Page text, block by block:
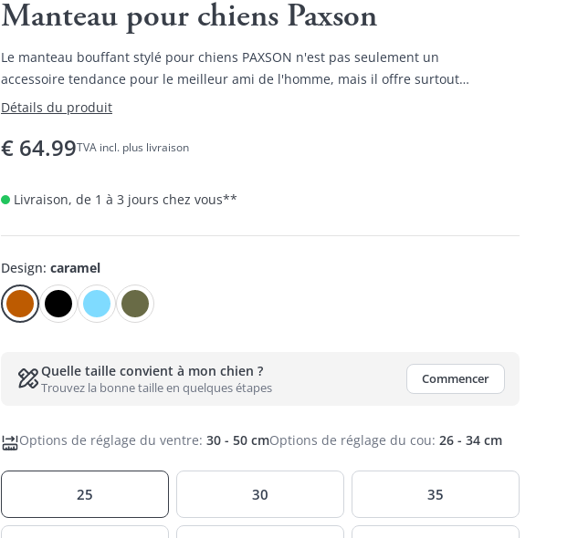
Manteau pour chiens Paxson
Le manteau bouffant stylé pour chiens PAXSON n'est pas seulement un
accessoire tendance pour le meilleur ami de l'homme, mais il offre surtout
une protection et un confort fiables par tous les temps.
Détails du produit
€ 64.99TVA incl. plus livraison
Livraison, de 1 à 3 jours chez vous**
Design: caramel
Quelle taille convient à mon chien ?
Trouvez la bonne taille en quelques étapes
Commencer
Options de réglage du ventre: 30 - 50 cmOptions de réglage du cou: 26 - 34 cm
25 30 35